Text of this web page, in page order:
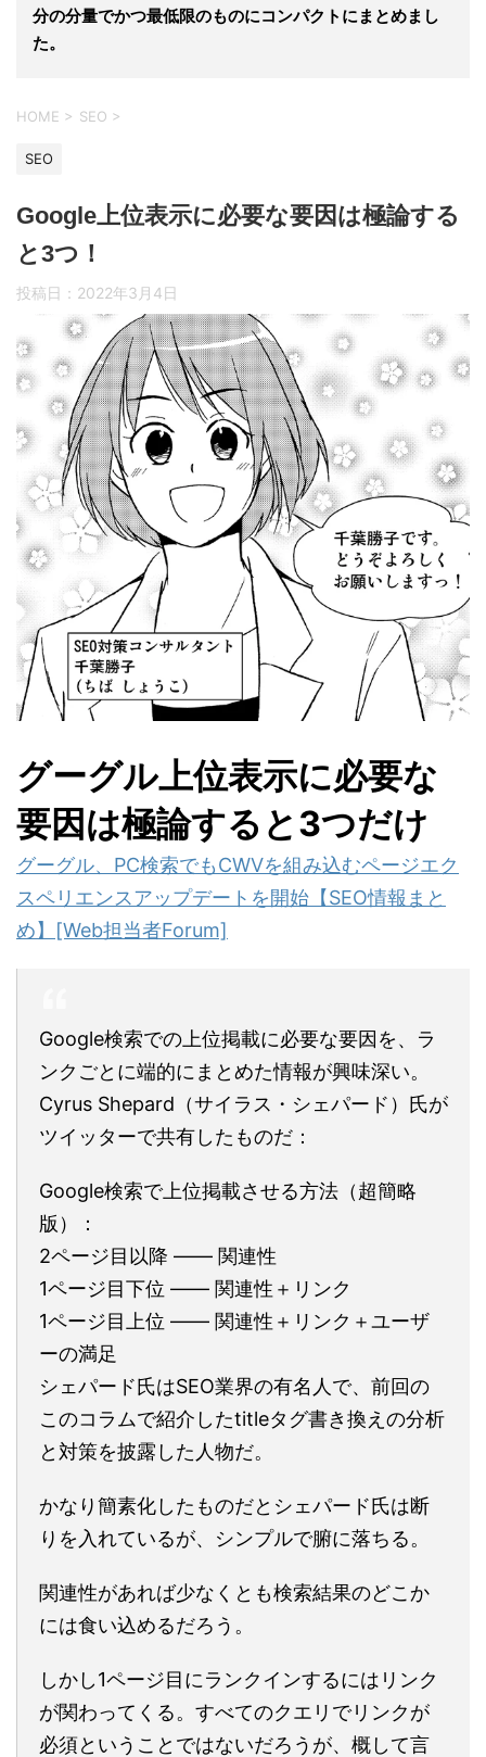
分の分量でかつ最低限のものにコンパクトにまとめまし
た。
HOME > SEO >
SEO
Google上位表示に必要な要因は極論する
と3つ！
投稿日： 2022年3月4日
グーグル上位表示に必要な
要因は極論すると3つだけ
グーグル、PC検索でもCWVを組み込むページエク
スペリエンスアップデートを開始【SEO情報まと
め】[Web担当者Forum]
Google検索での上位掲載に必要な要因を、ラ
ンクごとに端的にまとめた情報が興味深い。
Cyrus Shepard（サイラス・シェパード）氏が
ツイッターで共有したものだ：
Google検索で上位掲載させる方法（超簡略
版）：
2ページ目以降 ―― 関連性
1ページ目下位 ―― 関連性＋リンク
1ページ目上位 ―― 関連性＋リンク＋ユーザ
ーの満足
シェパード氏はSEO業界の有名人で、前回の
このコラムで紹介したtitleタグ書き換えの分析
と対策を披露した人物だ。
かなり簡素化したものだとシェパード氏は断
りを入れているが、シンプルで腑に落ちる。
関連性があれば少なくとも検索結果のどこか
には食い込めるだろう。
しかし1ページ目にランクインするにはリンク
が関わってくる。すべてのクエリでリンクが
必須ということではないだろうが、概して言